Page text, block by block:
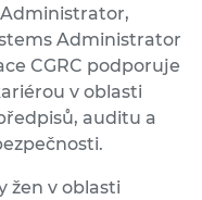
Administrator
CGRC podporuje
v oblasti
auditu a
žen v oblasti